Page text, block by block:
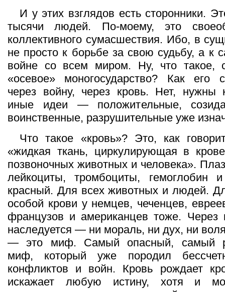
И у этих взглядов есть сторонники.
тысячи людей. По-моему, это
коллективного сумасшествия. Ибо, в
не просто к борьбе за свою судьбу, а к
войне со всем миром. Ну, что такое,
«осевое» моногосударство? Как его
через войну, через кровь. Нет, нужны
иные идеи — положительные,
воинственные, разрушительные уже
Что такое «кровь»? Это, как
«жидкая ткань, циркулирующая в
позвоночных животных и человека».
лейкоциты, тромбоциты,
красный. Для всех животных и людей.
особой крови у немцев, чеченцев,
французов и американцев тоже. Через
наследуется — ни мораль, ни дух, ни
— это миф. Самый опасный, самый
миф, который уже породил
конфликтов и войн. Кровь рождает
искажает любую истину, хотя и